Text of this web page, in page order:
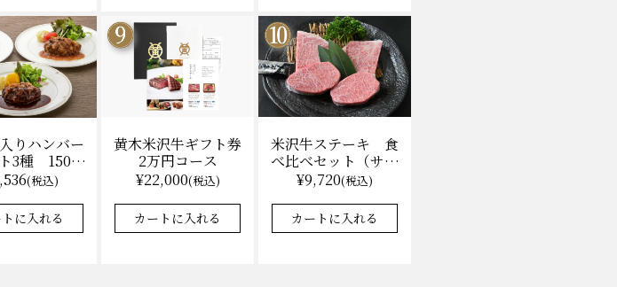
りハンバー
3種 150ｇ
凍】湯せん
化粧箱入
(税込)
に入れる
黄木米沢牛ギフト券
2万円コース
¥22,000(税込)
カートに入れる
米沢牛ステーキ 食
べ比べセット（サー
ロイン100g×2枚、
上モモ100g×2枚）
（冷凍）送料無料
化粧箱入
¥9,720(税込)
カートに入れる